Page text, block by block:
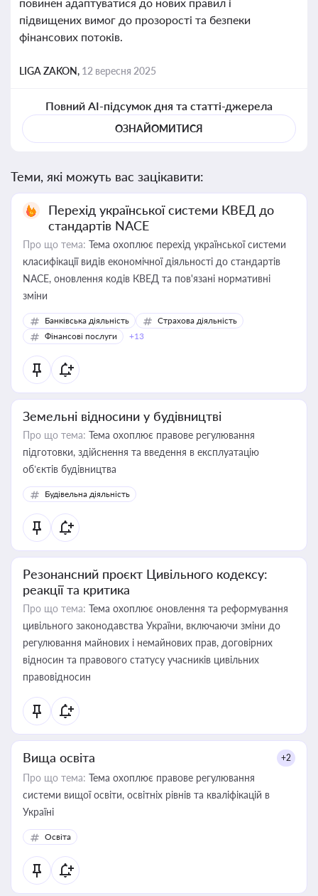
підвищених вимог до прозорості та безпеки
фінансових потоків.
LIGA ZAKON, 12 вересня 2025
Повний AI-підсумок дня та статті-джерела
ОЗНАЙОМИТИСЯ
Теми, які можуть вас зацікавити:
Перехід української системи КВЕД до
стандартів NACE
Про що тема: Тема охоплює перехід української системи
класифікації видів економічної діяльності до стандартів
NACE, оновлення кодів КВЕД та пов'язані нормативні
зміни
Банківська діяльність
Страхова діяльність
Фінансові послуги
+13
Земельні відносини у будівництві
Про що тема: Тема охоплює правове регулювання
підготовки, здійснення та введення в експлуатацію
об’єктів будівництва
Будівельна діяльність
Резонансний проєкт Цивільного кодексу:
реакції та критика
Про що тема: Тема охоплює оновлення та реформування
цивільного законодавства України, включаючи зміни до
регулювання майнових і немайнових прав, договірних
відносин та правового статусу учасників цивільних
правовідносин
Вища освіта +2
Про що тема: Тема охоплює правове регулювання
системи вищої освіти, освітніх рівнів та кваліфікацій в
Україні
Освіта